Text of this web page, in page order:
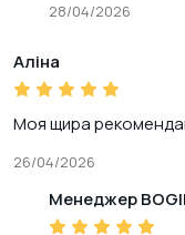
28/04/2026
Аліна
Моя щира
26/04/2026
Менеджер